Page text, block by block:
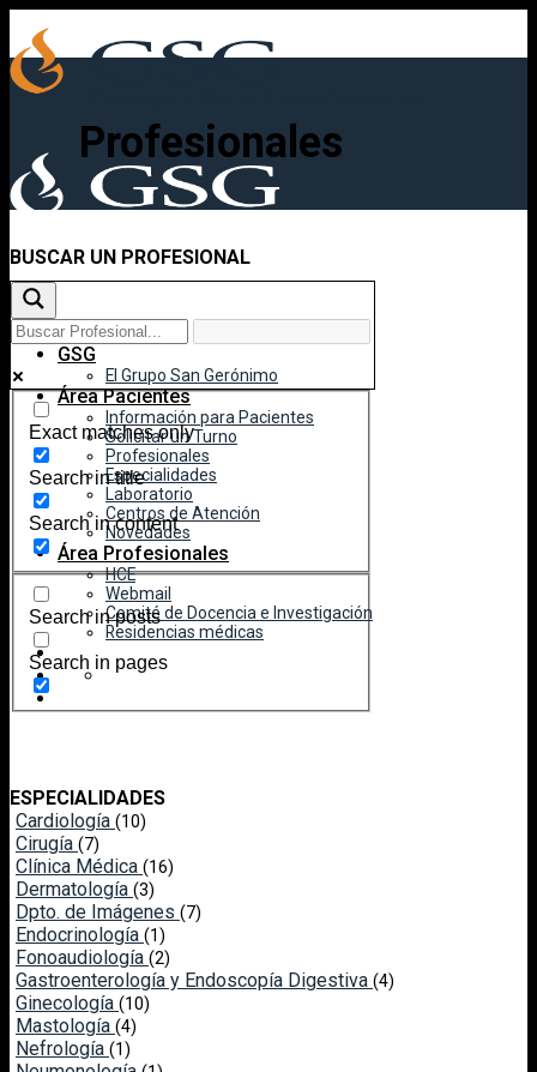
content
Inicio
GSG
El Grupo San Gerónimo
Área Pacientes
Información para Pacientes
Solicitar un Turno
Profesionales
Especialidades
Laboratorio
Centros de Atención
Novedades
Área Profesionales
HCE
Webmail
Comité de Docencia e Investigación
Residencias médicas
Profesionales
BUSCAR UN PROFESIONAL
Exact matches only
Search in title
Search in content
Search in posts
Search in pages
ESPECIALIDADES
Cardiología (10)
Cirugía (7)
Clínica Médica (16)
Dermatología (3)
Dpto. de Imágenes (7)
Endocrinología (1)
Fonoaudiología (2)
Gastroenterología y Endoscopía Digestiva (4)
Ginecología (10)
Mastología (4)
Nefrología (1)